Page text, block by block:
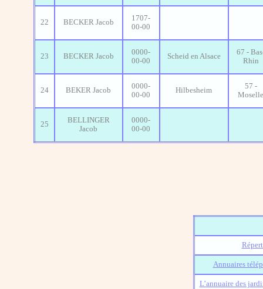
22 BECKER Jacob
1707-
00-00
23 BECKER Jacob
0000-
00-00
Scheid en Alsace
67 -
Rhin
24 BEKER Jacob
0000-
00-00
Hilbesheim
57 -
Moselle
25
BELLINGER
Jacob
0000-
00-00
Annuaires
L’annuaire des